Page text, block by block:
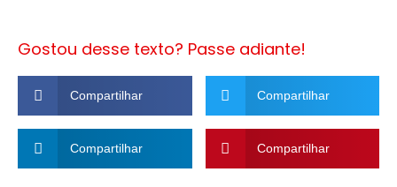
Gostou desse texto? Passe adiante!
Compartilhar Compartilhar
Compartilhar Compartilhar